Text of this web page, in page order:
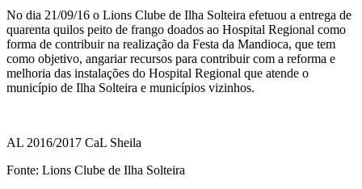
No dia 21/09/16 o Lions Clube de Ilha Solteira efetuou a entrega de
quarenta quilos peito de frango doados ao Hospital Regional como
forma de contribuir na realização da Festa da Mandioca, que tem
como objetivo, angariar recursos para contribuir com a reforma e
melhoria das instalações do Hospital Regional que atende o
município de Ilha Solteira e municípios vizinhos.
AL 2016/2017 CaL Sheila
Fonte: Lions Clube de Ilha Solteira